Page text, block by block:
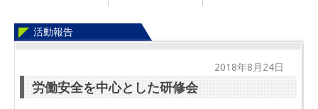
活動報告
2018年8月24日
労働安全を中心とした研修会